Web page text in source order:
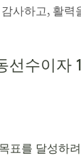
사하고, 활
선수이
표를 달성하